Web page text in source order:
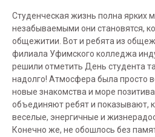
Студенческая жизнь полна ярких
незабываемыми они становятся,
общежитии. Вот и ребята из
филиала Уфимского колледжа
решили отметить День студента
надолго! Атмосфера была просто
новые знакомства и море
объединяют ребят и показывают,
веселые, энергичные и
Конечно же, не обошлось без